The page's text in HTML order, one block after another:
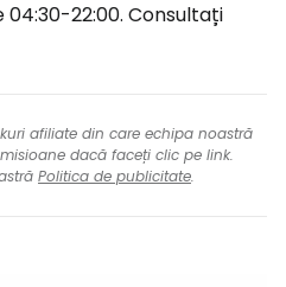
22:00. Consultați
afiliate din care echipa noastră
dacă faceți clic pe link.
Politica de publicitate.